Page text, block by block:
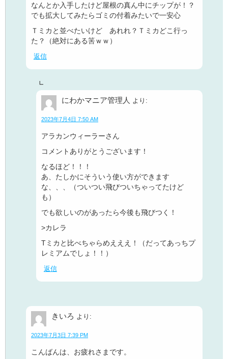
なんとか入手したけど屋根の真ん中にチップが！？
でも拡大してみたらゴミの付着みたいで一安心
Ｔミカと並べたいけど あれれ？Ｔミカどこ行っ
た？（絶対にある筈ｗｗ）
返信
にわかマニア管理人 より:
2023年7月4日 7:50 AM
アラカンウィーラーさん
コメントありがとうございます！
なるほど！！！
あ、たしかにそういう使い方ができます
な、、、（ついつい飛びついちゃってたけど
も）
でも欲しいのがあったら今後も飛びつく！
>カレラ
Tミカと比べちゃらめえええ！（だってあっちプ
レミアムでしょ！！）
返信
きいろ より:
2023年7月3日 7:39 PM
こんばんは、お疲れさまです。